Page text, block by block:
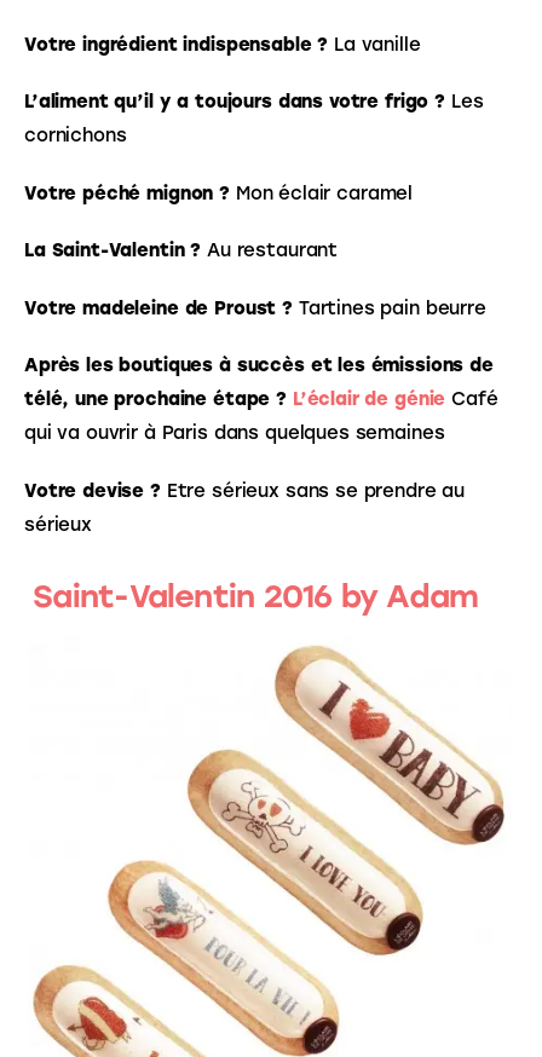
Votre ingrédient indispensable ? La vanille
L’aliment qu’il y a toujours dans votre frigo ? Les
cornichons
Votre péché mignon ? Mon éclair caramel
La Saint-Valentin ? Au restaurant
Votre madeleine de Proust ? Tartines pain beurre
Après les boutiques à succès et les émissions de
télé, une prochaine étape ? L’éclair de génie Café
qui va ouvrir à Paris dans quelques semaines
Votre devise ? Etre sérieux sans se prendre au
sérieux
Saint-Valentin 2016 by Adam